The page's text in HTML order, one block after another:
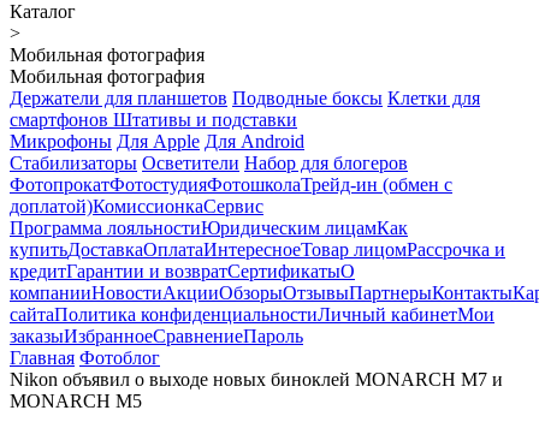
Каталог
>
Мобильная фотография
Мобильная фотография
Держатели для планшетов Подводные боксы Клетки для
смартфонов Штативы и подставки
Микрофоны Для Apple Для Android
Стабилизаторы Осветители Набор для блогеров
ФотопрокатФотостудияФотошколаТрейд-ин (обмен с
доплатой)КомиссионкаСервис
Программа лояльностиЮридическим лицамКак
купитьДоставкаОплатаИнтересноеТовар лицомРассрочка и
кредитГарантии и возвратСертификатыО
компанииНовостиАкцииОбзорыОтзывыПартнерыКонтакты
сайтаПолитика конфиденциальностиЛичный кабинетМои
заказыИзбранноеСравнениеПароль
Главная Фотоблог
Nikon объявил о выходе новых биноклей MONARCH M7 и
MONARCH M5